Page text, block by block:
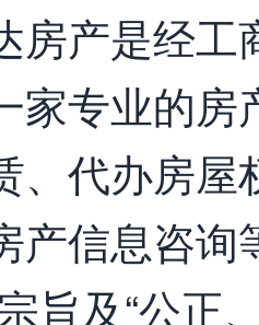
是经工
家专业的
、代办房
产信息咨询
旨及“公正